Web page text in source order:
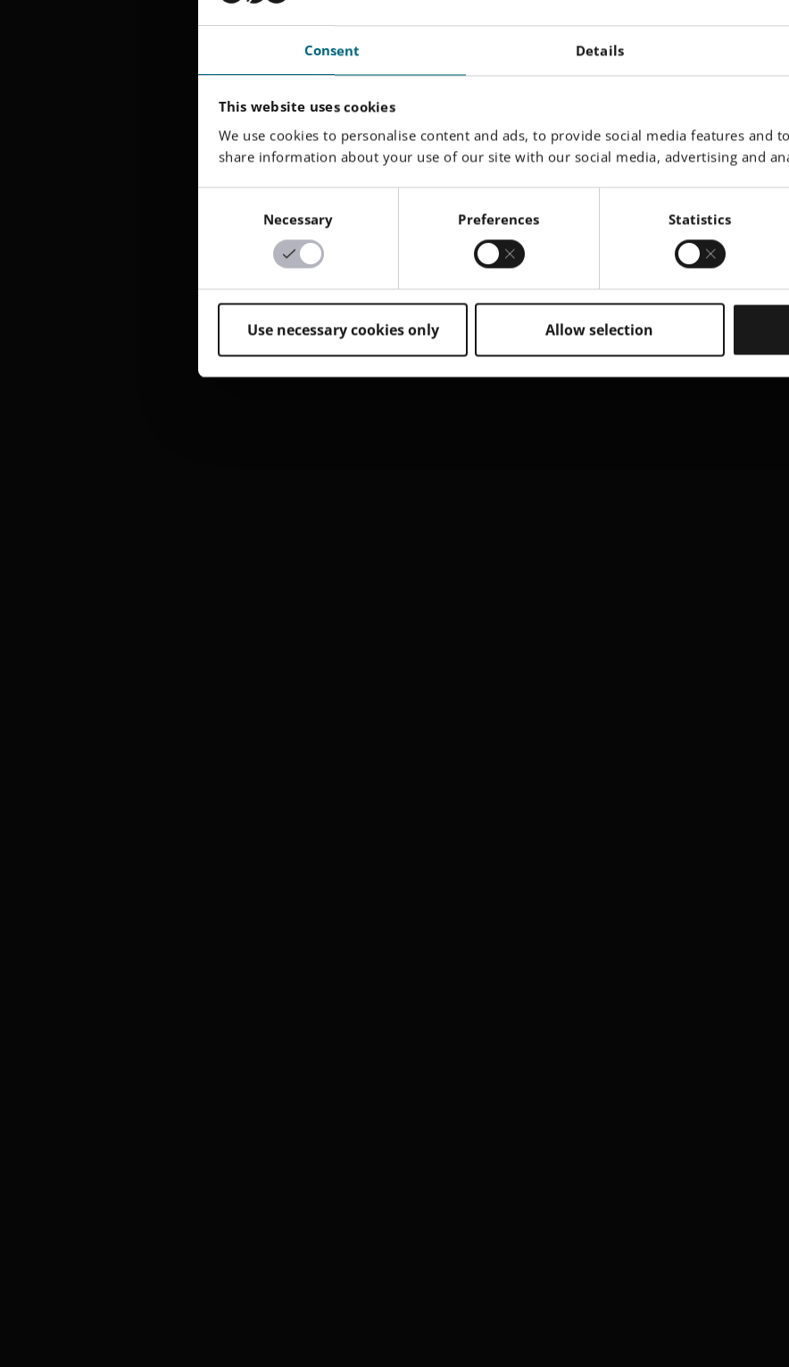
Consent Details
This website uses cookies
We use cookies to personalise content and ads, to provide social media features and
share information about your use of our site with our social media, advertising and
Necessary Preferences Statistics
Use necessary cookies only Allow selection